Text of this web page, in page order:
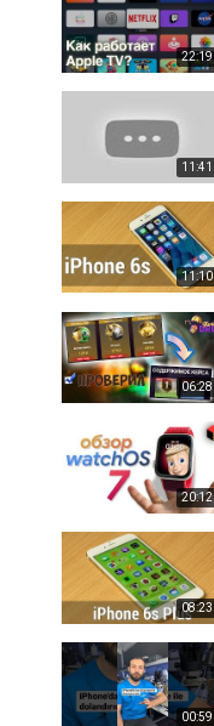
22:19
11:41
11:10
06:28
20:12
08:23
00:59